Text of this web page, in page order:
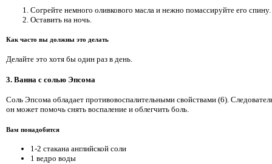
Согрейте немного оливкового масла и нежно помассируйте его спину.
Оставить на ночь.
Как часто вы должны это делать
Делайте это хотя бы один раз в день.
3. Ванна с солью Эпсома
Соль Эпсома обладает противовоспалительными свойствами (6).
он может помочь снять воспаление и облегчить боль.
Вам понадобится
1-2 стакана английской соли
1 ведро воды